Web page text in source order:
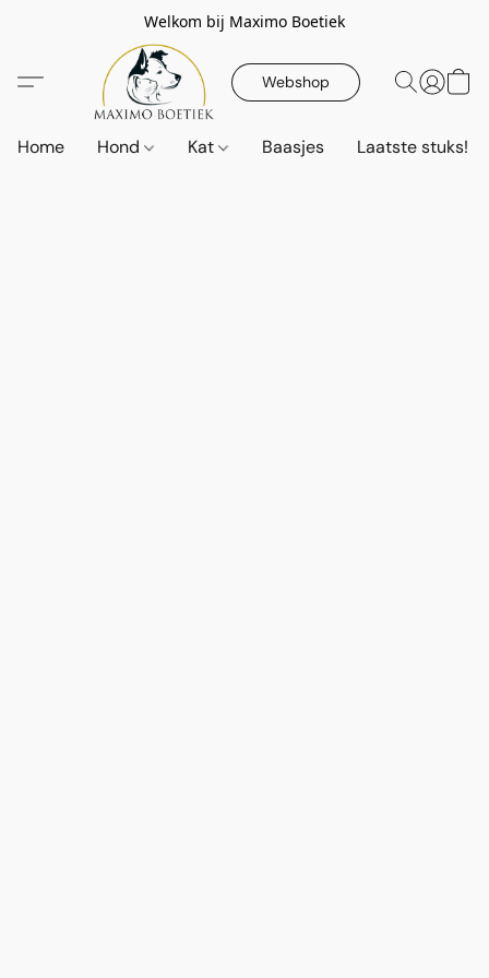
Welkom bij Maximo Boetiek
Webshop
Home Hond Kat Baasjes Laatste stuks!